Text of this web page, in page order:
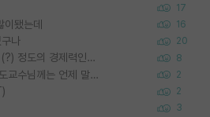
17
이됐는데 16
나 20
박사진학하기에 2억은 괜찮은 (?) 정도의 경제력인가요 8
타대학원 컨텍 준비중인데, 지도교수님께는 언제 말씀드려야 할까요? 2
2
3